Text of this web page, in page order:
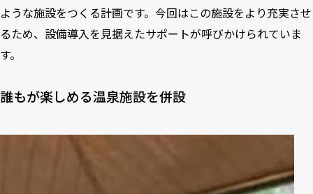
ような施設をつくる計画です。今回はこの施設をより充実させ
るため、設備導入を見据えたサポートが呼びかけられていま
す。
誰もが楽しめる温泉施設を併設